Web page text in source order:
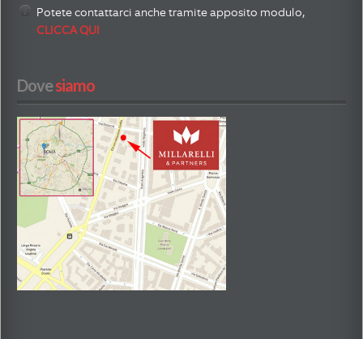
Potete contattarci anche tramite apposito modulo,
CLICCA QUI
Dove siamo